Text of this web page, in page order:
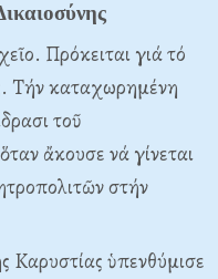
Πρόκειται γιά τό
Tήν καταχωρημένη
τοῦ
ἄκουσε νά γίνεται
στήν
Kαρυστίας ὑπενθύμισε